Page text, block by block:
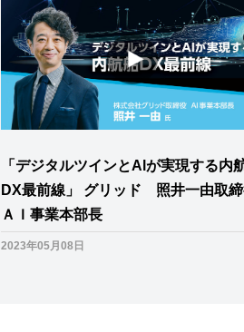
「デジタルツインとAlが実現する内
DX最前線」 グリッド 照井一由取
ＡＩ事業本部長
2023年05月08日